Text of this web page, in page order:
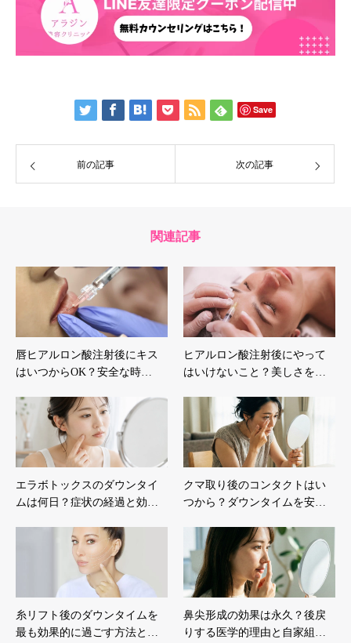
Save
前の記事 次の記事
関連記事
唇ヒアルロン酸注射後にキス
はいつからOK？安全な時…
ヒアルロン酸注射後にやって
はいけないこと？美しさを…
エラボトックスのダウンタイ
ムは何日？症状の経過と効…
クマ取り後のコンタクトはい
つから？ダウンタイムを安…
糸リフト後のダウンタイムを
最も効果的に過ごす方法と…
鼻尖形成の効果は永久？後戻
りする医学的理由と自家組…